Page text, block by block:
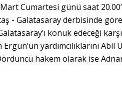
Mart Cumartesi günü saat
- Galatasaray derbisinde
konuk edeceği
yardımcılıklarını Abil
hakem olarak ise